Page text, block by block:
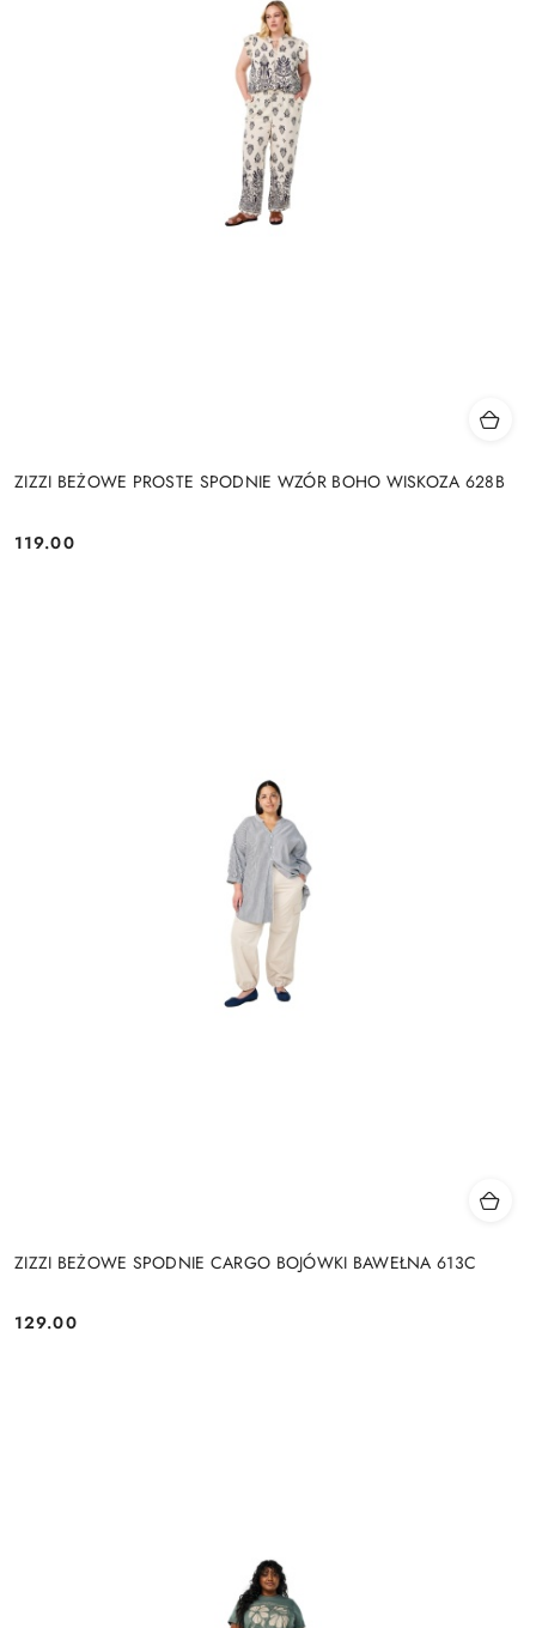
ZIZZI BEŻOWE PROSTE SPODNIE WZÓR BOHO WISKOZA 628B
Cena:
119.00
ZIZZI BEŻOWE SPODNIE CARGO BOJÓWKI BAWEŁNA 613C
Cena:
129.00